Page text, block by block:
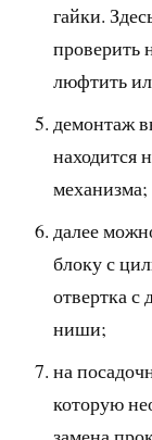
гайки.
проверить
люфтить
демонтаж
находится
механизма;
далее
блоку с
отвертка с
ниши;
на
которую